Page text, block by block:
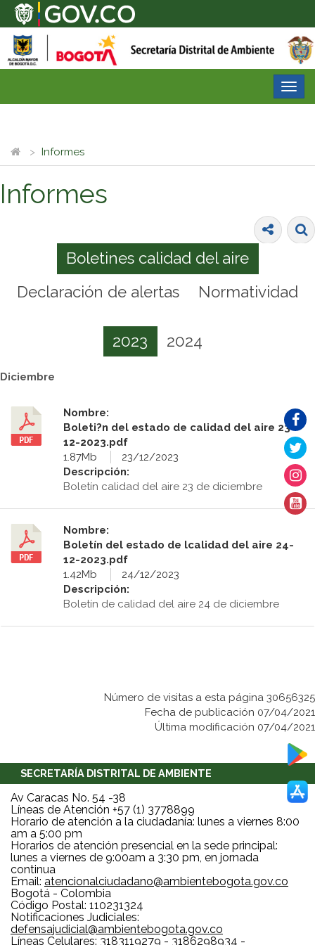
Informes
Informes
Boletines calidad del aire
Declaración de alertas
Normatividad
2023 2024
Diciembre
Nombre:
Boleti?n del estado de calidad del aire 23-
12-2023.pdf
1.87Mb
23/12/2023
Descripción:
Boletín calidad del aire 23 de diciembre
Nombre:
Boletín del estado de lcalidad del aire 24-
12-2023.pdf
1.42Mb
24/12/2023
Descripción:
Boletín de calidad del aire 24 de diciembre
Número de visitas a esta página 30656325
Fecha de publicación 07/04/2021
Última modificación 07/04/2021
SECRETARÍA DISTRITAL DE AMBIENTE
Av Caracas No. 54 -38
Líneas de Atención +57 (1) 3778899
Horario de atención a la ciudadanía: lunes a viernes 8:00
am a 5:00 pm
Horarios de atención presencial en la sede principal:
lunes a viernes de 9:00am a 3:30 pm, en jornada
continua
Email: atencionalciudadano@ambientebogota.gov.co
Bogotá - Colombia
Código Postal: 110231324
Notificaciones Judiciales:
defensajudicial@ambientebogota.gov.co
Líneas Celulares: 3183119279 - 3186298934 -